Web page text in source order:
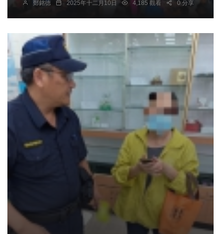
鄭銘德 2025年十二月10日 4,185 觀看 0 分享